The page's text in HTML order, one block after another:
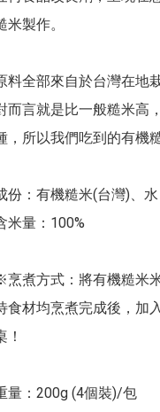
米製作。
料全部來自於台灣在地
而言就是比一般糙米高
，所以我們吃到的有機
份：有機糙米(台灣)、水
米量：100%
烹煮方式：將有機糙米
食材均烹煮完成後，加
！
量：200g (4個裝)/包